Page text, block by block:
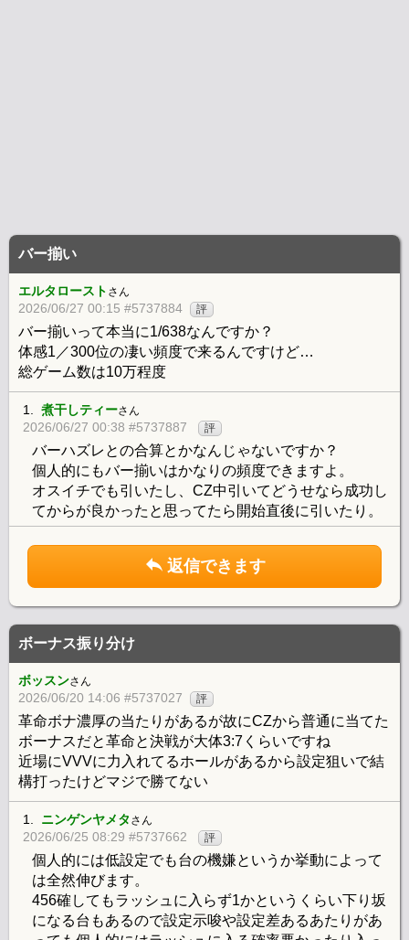
バー揃い
エルタロースト さん
2026/06/27 00:15 #5737884 評
バー揃いって本当に1/638なんですか？
体感1／300位の凄い頻度で来るんですけど…
総ゲーム数は10万程度
1. 煮干しティーさん
2026/06/27 00:38 #5737887 評
バーハズレとの合算とかなんじゃないですか？
個人的にもバー揃いはかなりの頻度できますよ。
オスイチでも引いたし、CZ中引いてどうせなら成功し
てからが良かったと思ってたら開始直後に引いたり。
返信できます
ボーナス振り分け
ボッスンさん
2026/06/20 14:06 #5737027 評
革命ボナ濃厚の当たりがあるが故にCZから普通に当てた
ボーナスだと革命と決戦が大体3:7くらいですね
近場にVVVに力入れてるホールがあるから設定狙いで結
構打ったけどマジで勝てない
1. ニンゲンヤメタ さん
2026/06/25 08:29 #5737662 評
個人的には低設定でも台の機嫌というか挙動によって
は全然伸びます。
456確してもラッシュに入らず1かというくらい下り坂
になる台もあるので設定示唆や設定差あるあたりがあ